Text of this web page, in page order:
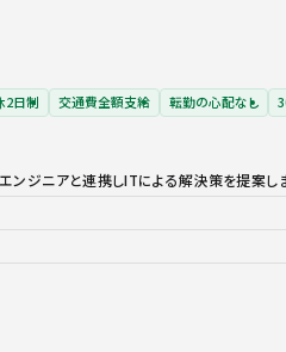
2日制 交通費全額支給 転勤の心配なし
ジニアと連携しITによる解決策を提案しま